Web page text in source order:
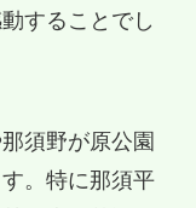
することでし
須野が原公園
。特に那須平